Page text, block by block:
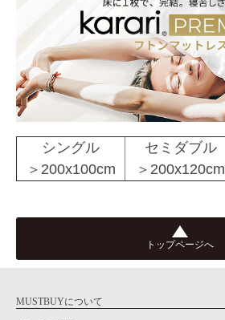
シングル
＞200x100cm
セミダブル
＞200x120cm
トップページへ
MUSTBUYについて